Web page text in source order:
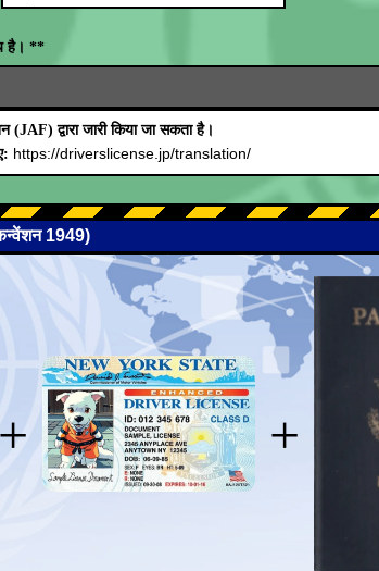
है। **
द्वारा जारी किया जा सकता है।
https://driverslicense.jp/translation/
कन्वेंशन 1949)
+ +